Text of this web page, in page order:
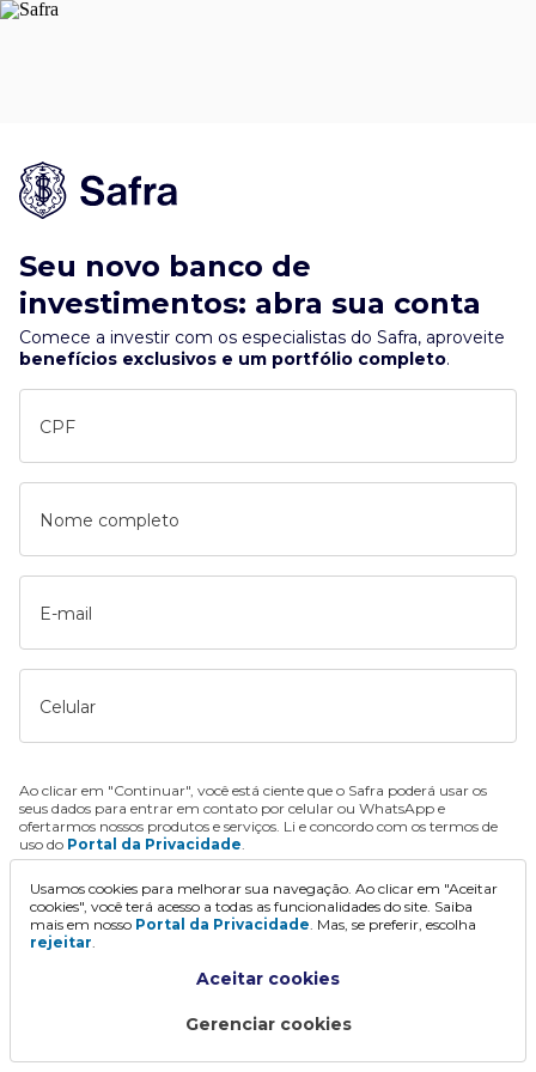
Seu novo banco de
investimentos: abra sua conta
Comece a investir com os especialistas do Safra, aproveite
benefícios exclusivos e um portfólio completo.
CPF
Nome completo
E-mail
Celular
Ao clicar em "Continuar", você está ciente que o Safra poderá usar os
seus dados para entrar em contato por celular ou WhatsApp e
ofertarmos nossos produtos e serviços. Li e concordo com os termos de
uso do Portal da Privacidade.
Continuar
Usamos cookies para melhorar sua navegação. Ao clicar em "Aceitar
cookies", você terá acesso a todas as funcionalidades do site. Saiba
mais em nosso Portal da Privacidade. Mas, se preferir, escolha
rejeitar.
Aceitar cookies
Gerenciar cookies